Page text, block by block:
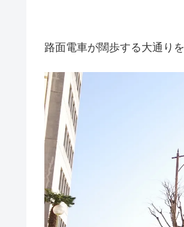
路面電車が闊歩する大通り